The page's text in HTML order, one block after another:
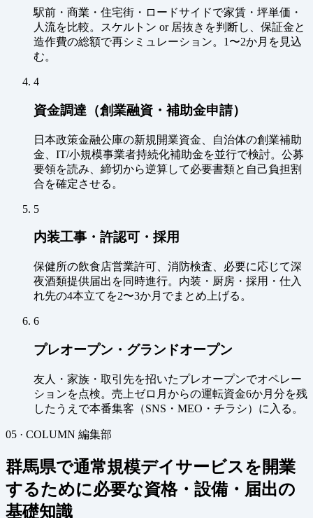
駅前・商業・住宅街・ロードサイドで家賃・坪単価・
人流を比較。スケルトン or 居抜きを判断し、保証金と
造作費の総額で再シミュレーション。1〜2か月を見込
む。
4
資金調達（創業融資・補助金申請）
日本政策金融公庫の新規開業資金、自治体の創業補助
金、IT/小規模事業者持続化補助金を並行で検討。公募
要領を読み、締切から逆算して必要書類と自己負担割
合を確定させる。
5
内装工事・許認可・採用
保健所の飲食店営業許可、消防検査、必要に応じて深
夜酒類提供届出を同時進行。内装・厨房・採用・仕入
れ先の4本立てを2〜3か月でまとめ上げる。
6
プレオープン・グランドオープン
友人・家族・取引先を招いたプレオープンでオペレー
ションを点検。売上ゼロ月からの運転資金6か月分を残
したうえで本番集客（SNS・MEO・チラシ）に入る。
05 · COLUMN 編集部
群馬県で通常規模デイサービスを開業
するために必要な資格・設備・届出の
基礎知識